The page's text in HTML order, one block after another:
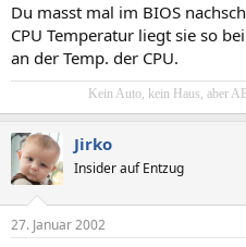
Du masst mal im BIOS
CPU Temperatur liegt sie so
an der Temp. der CPU.
Kein Auto, kein Haus, aber
Jirko
Insider auf Entzug
27. Januar 2002